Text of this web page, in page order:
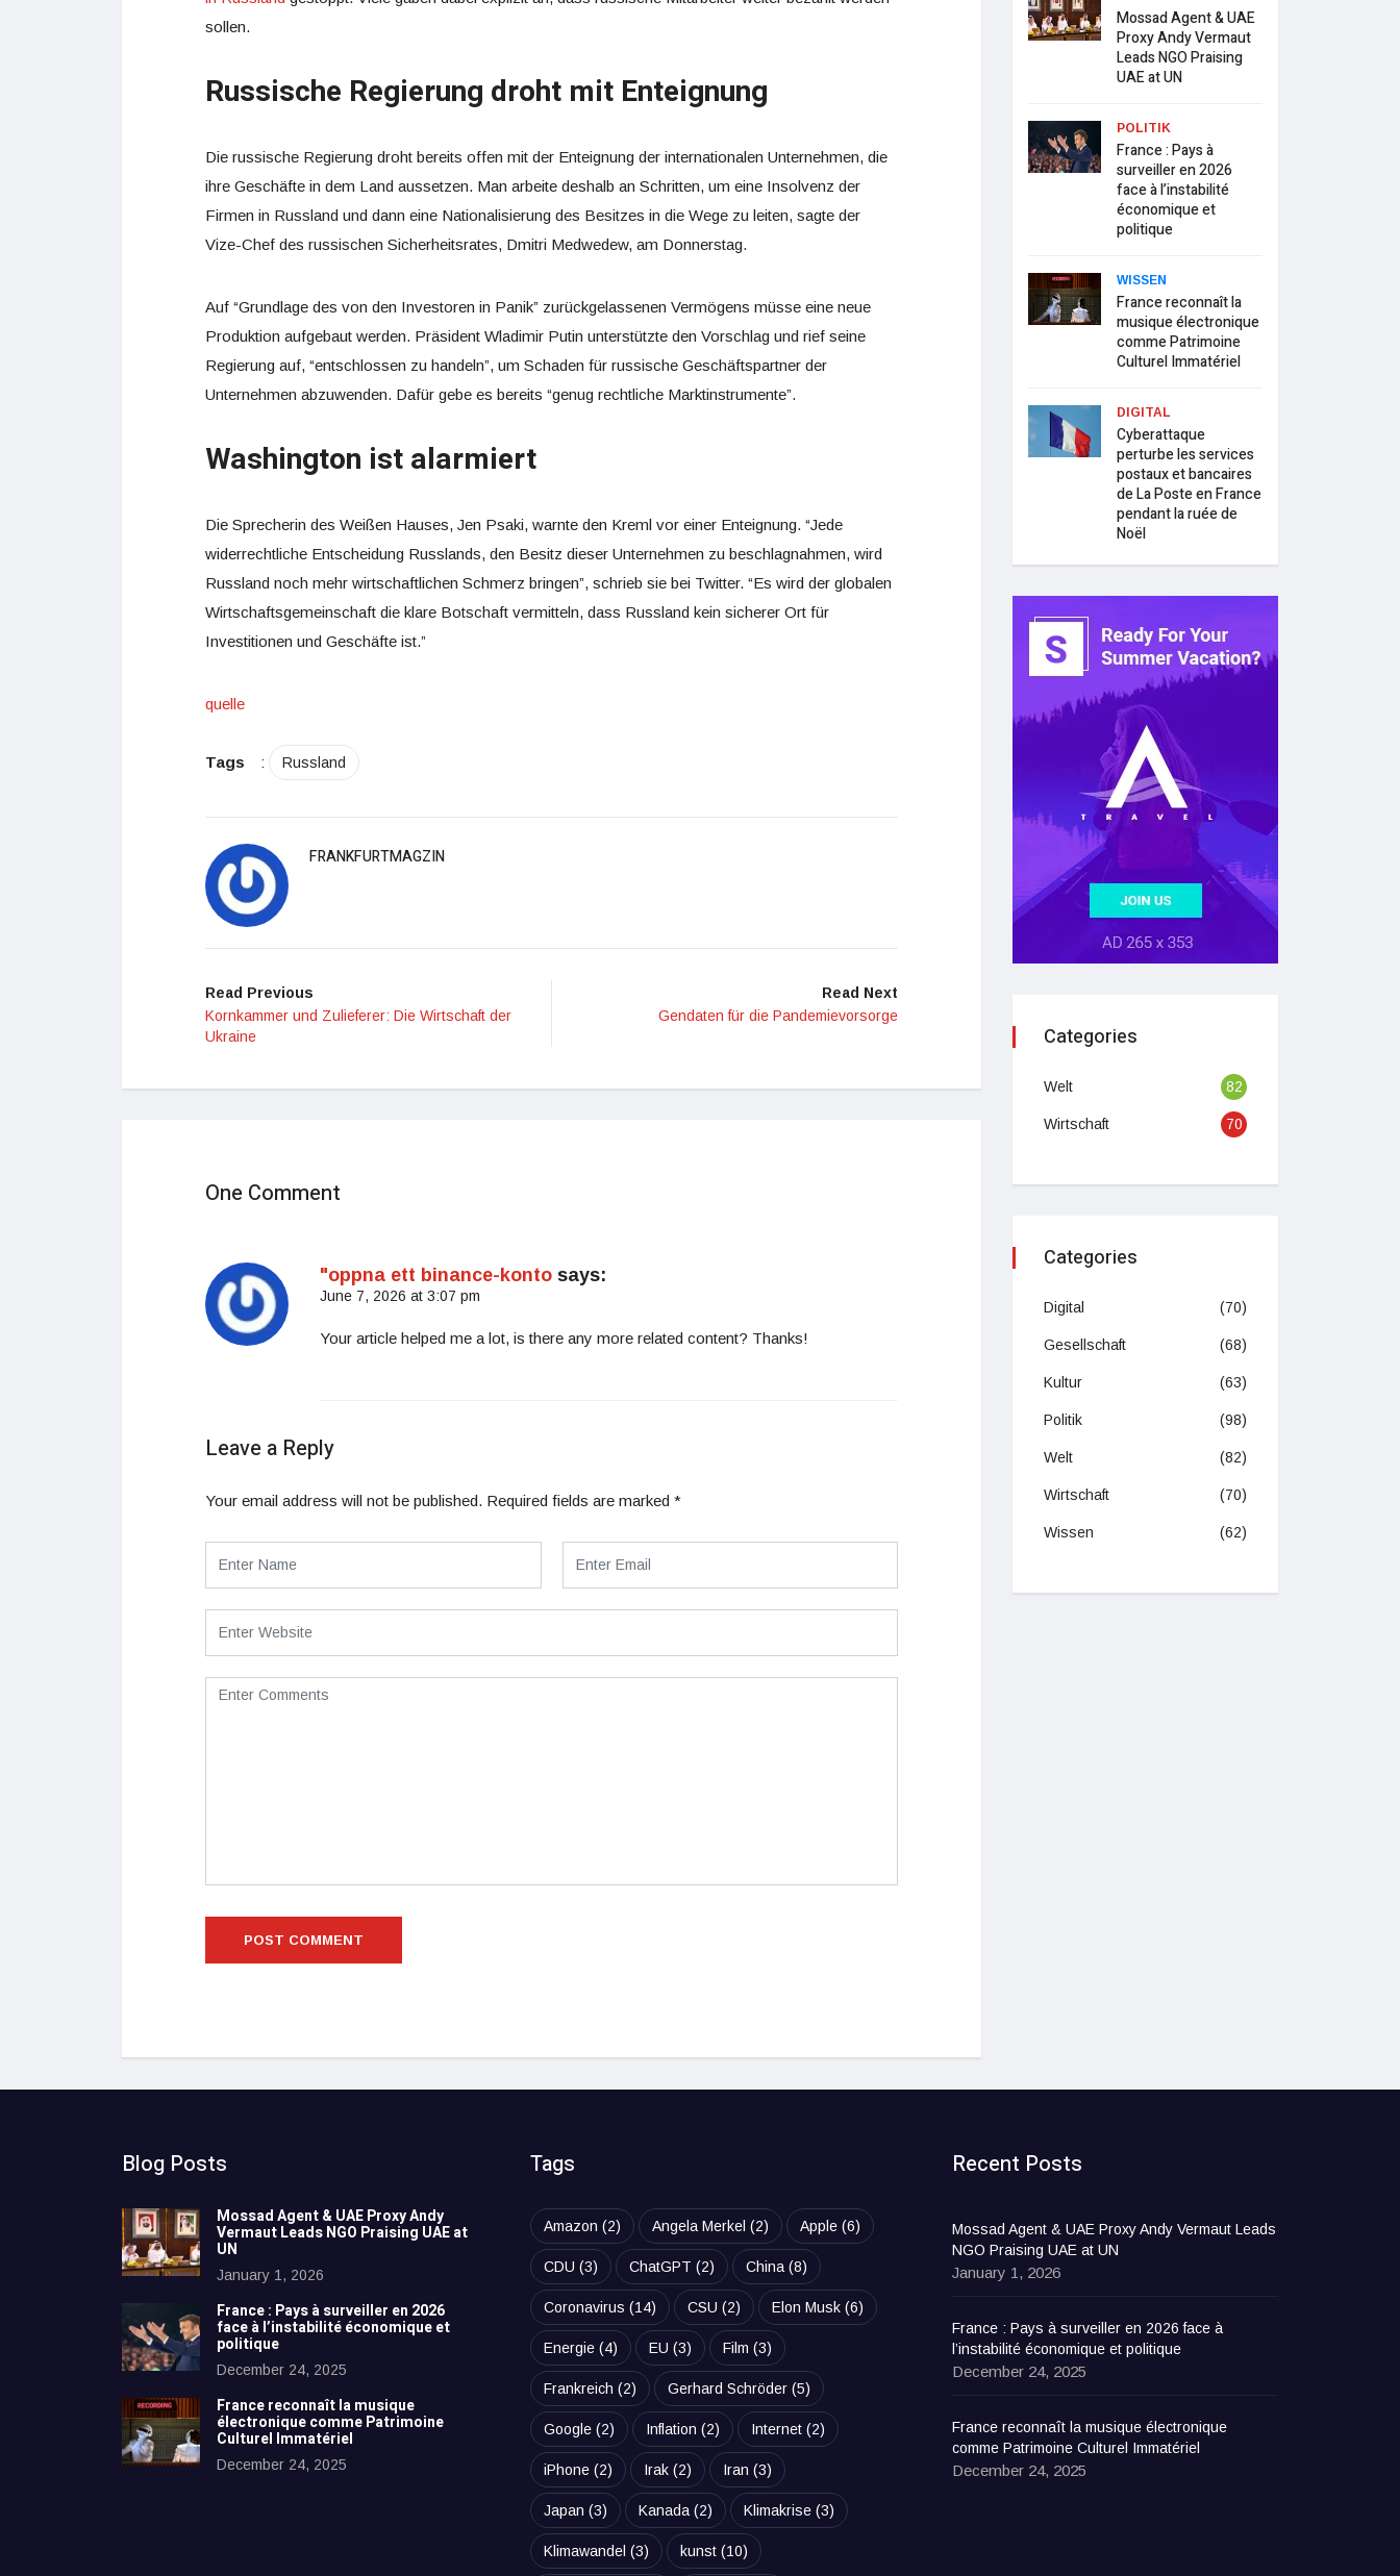
sollen.
Russische Regierung droht mit Enteignung
Die russische Regierung droht bereits offen mit der Enteignung der internationalen Unternehmen, die
ihre Geschäfte in dem Land aussetzen. Man arbeite deshalb an Schritten, um eine Insolvenz der
Firmen in Russland und dann eine Nationalisierung des Besitzes in die Wege zu leiten, sagte der
Vize-Chef des russischen Sicherheitsrates, Dmitri Medwedew, am Donnerstag.
Auf “Grundlage des von den Investoren in Panik” zurückgelassenen Vermögens müsse eine neue
Produktion aufgebaut werden. Präsident Wladimir Putin unterstützte den Vorschlag und rief seine
Regierung auf, “entschlossen zu handeln”, um Schaden für russische Geschäftspartner der
Unternehmen abzuwenden. Dafür gebe es bereits “genug rechtliche Marktinstrumente”.
Washington ist alarmiert
Die Sprecherin des Weißen Hauses, Jen Psaki, warnte den Kreml vor einer Enteignung. “Jede
widerrechtliche Entscheidung Russlands, den Besitz dieser Unternehmen zu beschlagnahmen, wird
Russland noch mehr wirtschaftlichen Schmerz bringen”, schrieb sie bei Twitter. “Es wird der globalen
Wirtschaftsgemeinschaft die klare Botschaft vermitteln, dass Russland kein sicherer Ort für
Investitionen und Geschäfte ist.”
quelle
Tags : Russland
FRANKFURTMAGZIN
Read Previous
Kornkammer und Zulieferer: Die Wirtschaft der
Ukraine
Read Next
Gendaten für die Pandemievorsorge
One Comment
"oppna ett binance-konto says:
June 7, 2026 at 3:07 pm
Your article helped me a lot, is there any more related content? Thanks!
Leave a Reply
Your email address will not be published. Required fields are marked *
Mossad Agent & UAE
Proxy Andy Vermaut
Leads NGO Praising
UAE at UN
POLITIK
France : Pays à
surveiller en 2026
face à l’instabilité
économique et
politique
WISSEN
France reconnaît la
musique électronique
comme Patrimoine
Culturel Immatériel
DIGITAL
Cyberattaque
perturbe les services
postaux et bancaires
de La Poste en France
pendant la ruée de
Noël
Categories
Welt 82
Wirtschaft 70
Categories
Digital (70)
Gesellschaft (68)
Kultur (63)
Politik (98)
Welt (82)
Wirtschaft (70)
Wissen (62)
Blog Posts
Mossad Agent & UAE Proxy Andy
Vermaut Leads NGO Praising UAE at
UN
January 1, 2026
France : Pays à surveiller en 2026
face à l’instabilité économique et
politique
December 24, 2025
France reconnaît la musique
électronique comme Patrimoine
Culturel Immatériel
December 24, 2025
Tags
Amazon (2) Angela Merkel (2) Apple (6)
CDU (3) ChatGPT (2) China (8)
Coronavirus (14) CSU (2) Elon Musk (6)
Energie (4) EU (3) Film (3)
Frankreich (2) Gerhard Schröder (5)
Google (2) Inflation (2) Internet (2)
iPhone (2) Irak (2) Iran (3)
Japan (3) Kanada (2) Klimakrise (3)
Klimawandel (3) kunst (10)
Recent Posts
Mossad Agent & UAE Proxy Andy Vermaut Leads
NGO Praising UAE at UN
January 1, 2026
France : Pays à surveiller en 2026 face à
l’instabilité économique et politique
December 24, 2025
France reconnaît la musique électronique
comme Patrimoine Culturel Immatériel
December 24, 2025